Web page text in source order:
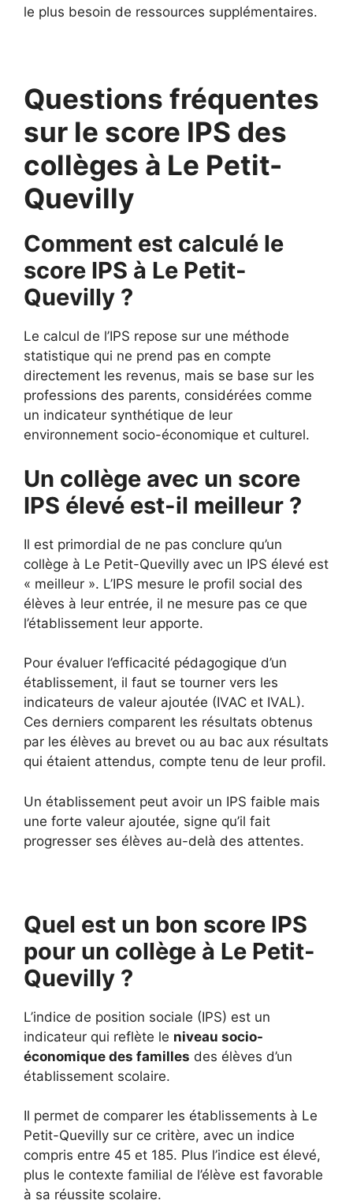
le plus besoin de ressources supplémentaires.
Questions fréquentes
sur le score IPS des
collèges à Le Petit-
Quevilly
Comment est calculé le
score IPS à Le Petit-
Quevilly ?
Le calcul de l’IPS repose sur une méthode
statistique qui ne prend pas en compte
directement les revenus, mais se base sur les
professions des parents, considérées comme
un indicateur synthétique de leur
environnement socio-économique et culturel.
Un collège avec un score
IPS élevé est-il meilleur ?
Il est primordial de ne pas conclure qu’un
collège à Le Petit-Quevilly avec un IPS élevé est
« meilleur ». L’IPS mesure le profil social des
élèves à leur entrée, il ne mesure pas ce que
l’établissement leur apporte.
Pour évaluer l’efficacité pédagogique d’un
établissement, il faut se tourner vers les
indicateurs de valeur ajoutée (IVAC et IVAL).
Ces derniers comparent les résultats obtenus
par les élèves au brevet ou au bac aux résultats
qui étaient attendus, compte tenu de leur profil.
Un établissement peut avoir un IPS faible mais
une forte valeur ajoutée, signe qu’il fait
progresser ses élèves au-delà des attentes.
Quel est un bon score IPS
pour un collège à Le Petit-
Quevilly ?
L’indice de position sociale (IPS) est un
indicateur qui reflète le niveau socio-
économique des familles des élèves d’un
établissement scolaire.
Il permet de comparer les établissements à Le
Petit-Quevilly sur ce critère, avec un indice
compris entre 45 et 185. Plus l’indice est élevé,
plus le contexte familial de l’élève est favorable
à sa réussite scolaire.